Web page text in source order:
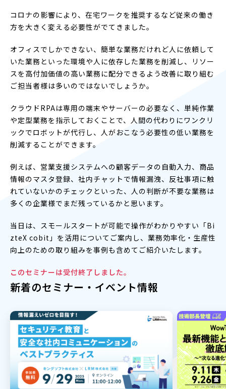
コロナの影響により、在宅ワークを推奨するなど従来の働き
方を大きく変える必要性がでてきました。
オフィスでしかできない、簡単な業務だけれど人に依頼して
いた業務といった環境や人に依存した業務を削減し、リソー
スを高付加価値の高い業務に配分できるよう改善に取り組む
ご担当者様は多いのではないでしょうか。
クラウドRPAは専用の端末やサーバーの必要なく、単純作業
や定型業務を指示しておくことで、人間の代わりにワンクリ
ックでロボットが代行し、人がおこなう必要性の低い業務を
削減することができます。
例えば、営業支援システムへの顧客データの自動入力、商品
情報のマスタ登録、社内チャットで情報漏洩、反社事項に触
れていないかのチェックといった、人の判断が不要な業務は
多くの企業様でまだ残っているかと思います。
当日は、スモールスタートが可能で操作がわかりやすい「Bi
zteX cobit」を活用についてご案内し、業務効率化・生産性
向上のための取り組みを事例も含めてご紹介いたします。
このセミナーは受付終了しました。
新着のセミナー・イベント情報